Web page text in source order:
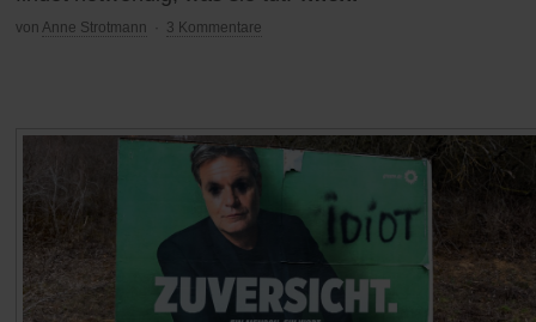
von Anne Strotmann 3 Kommentare